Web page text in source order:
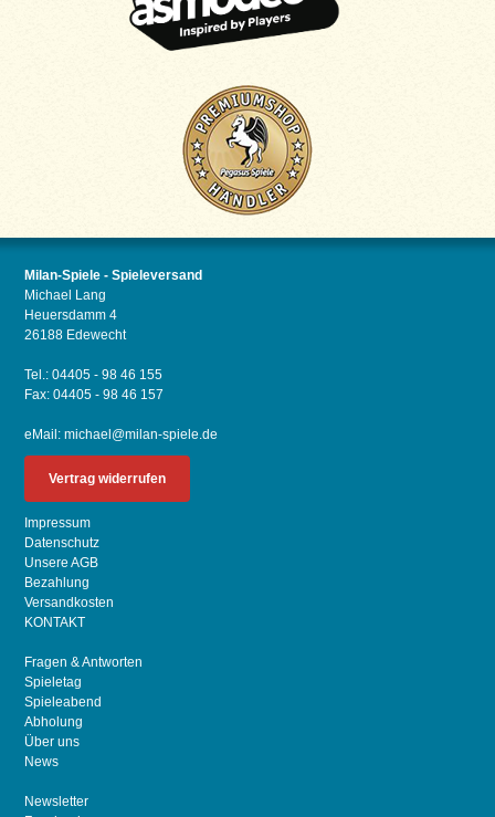
Milan-Spiele - Spieleversand
Michael Lang
Heuersdamm 4
26188 Edewecht
Tel.: 04405 - 98 46 155
Fax: 04405 - 98 46 157
eMail:michael@milan-spiele.de
Vertrag widerrufen
Impressum
Datenschutz
Unsere AGB
Bezahlung
Versandkosten
KONTAKT
Fragen & Antworten
Spieletag
Spieleabend
Abholung
Über uns
News
Newsletter